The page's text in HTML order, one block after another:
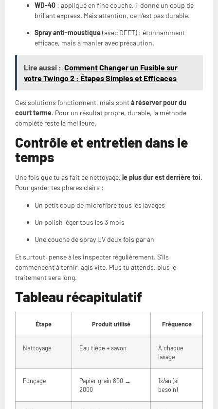
WD-40 : appliqué en fine couche, il donne un coup de
brillant express. Mais attention, ce n’est pas durable.
Spray anti-moustique (avec DEET) : étonnamment
efficace, mais à manier avec précaution.
Lire aussi : Comment Changer un Fusible sur
votre Twingo 2 : Étapes Simples et Efficaces
Ces solutions fonctionnent, mais sontà réserver pour du
court terme. Pour un résultat propre, durable, la méthode
complète reste la meilleure.
Contrôle et entretien dans le
temps
Une fois que tu as fait ce nettoyage, le plus dur est derrière toi.
Pour garder tes phares clairs :
Un petit coup de microfibre tous les lavages
Un polish léger tous les 3 mois
Une couche de spray UV deux fois par an
Et surtout, pense à les inspecter régulièrement. S’ils
commencent à ternir, agis vite. Plus tu attends, plus le
traitement sera long.
Tableau récapitulatif
Étape Produit utilisé Fréquence
Nettoyage Eau tiède + savon
À chaque
lavage
Ponçage
Papier grain 800 →
2000
1x/an (si
besoin)